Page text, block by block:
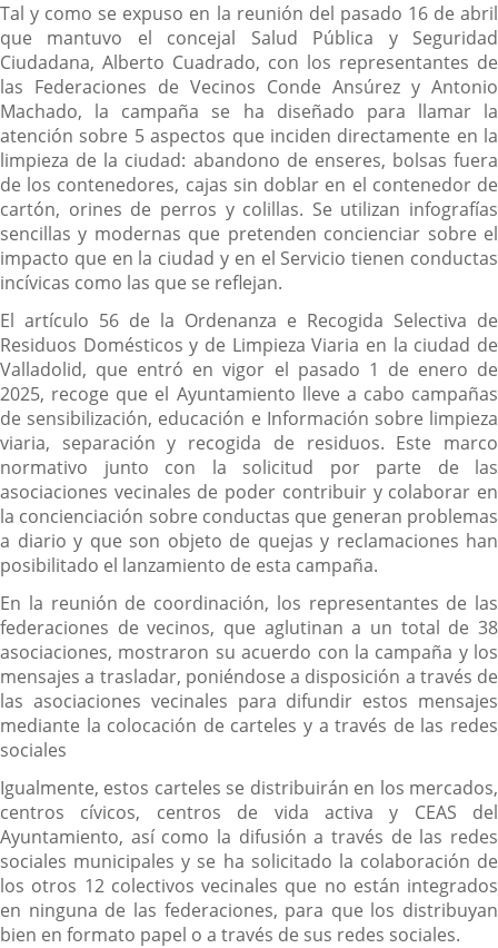
Tal y como se expuso en la reunión del pasado 16 de abril
que mantuvo el concejal Salud Pública y Seguridad
Ciudadana, Alberto Cuadrado, con los representantes de
las Federaciones de Vecinos Conde Ansúrez y Antonio
Machado, la campaña se ha diseñado para llamar la
atención sobre 5 aspectos que inciden directamente en la
limpieza de la ciudad: abandono de enseres, bolsas fuera
de los contenedores, cajas sin doblar en el contenedor de
cartón, orines de perros y colillas. Se utilizan infografías
sencillas y modernas que pretenden concienciar sobre el
impacto que en la ciudad y en el Servicio tienen conductas
incívicas como las que se reflejan.
El artículo 56 de la Ordenanza e Recogida Selectiva de
Residuos Domésticos y de Limpieza Viaria en la ciudad de
Valladolid, que entró en vigor el pasado 1 de enero de
2025, recoge que el Ayuntamiento lleve a cabo campañas
de sensibilización, educación e Información sobre limpieza
viaria, separación y recogida de residuos. Este marco
normativo junto con la solicitud por parte de las
asociaciones vecinales de poder contribuir y colaborar en
la concienciación sobre conductas que generan problemas
a diario y que son objeto de quejas y reclamaciones han
posibilitado el lanzamiento de esta campaña.
En la reunión de coordinación, los representantes de las
federaciones de vecinos, que aglutinan a un total de 38
asociaciones, mostraron su acuerdo con la campaña y los
mensajes a trasladar, poniéndose a disposición a través de
las asociaciones vecinales para difundir estos mensajes
mediante la colocación de carteles y a través de las redes
sociales
Igualmente, estos carteles se distribuirán en los mercados,
centros cívicos, centros de vida activa y CEAS del
Ayuntamiento, así como la difusión a través de las redes
sociales municipales y se ha solicitado la colaboración de
los otros 12 colectivos vecinales que no están integrados
en ninguna de las federaciones, para que los distribuyan
bien en formato papel o a través de sus redes sociales.